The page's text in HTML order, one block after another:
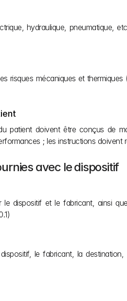
hydraulique, pneumatique,
mécaniques et
patient doivent être conçus de
; les instructions doivent
avec le dispositif
dispositif et le fabricant, ainsi
le fabricant, la